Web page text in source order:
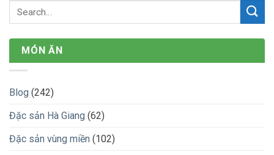
MÓN ĂN
Blog (242)
Đặc sản Hà Giang (62)
Đặc sản vùng miền (102)